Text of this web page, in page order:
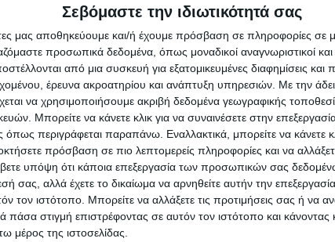
Σεβόμαστε την ιδιωτικότητά σας
μας αποθηκεύουμε και/ή έχουμε πρόσβαση σε πληροφορίες
προσωπικά δεδομένα, όπως μοναδικοί αναγνωριστικοί
από μια συσκευή για εξατομικευμένες διαφημίσεις και
έρευνα ακροατηρίου και ανάπτυξη υπηρεσιών. Με την
να χρησιμοποιήσουμε ακριβή δεδομένα γεωγραφικής
Μπορείτε να κάνετε κλικ για να συναινέσετε στην
περιγράφεται παραπάνω. Εναλλακτικά, μπορείτε να κάνετε
πρόσβαση σε πιο λεπτομερείς πληροφορίες και να
υπόψη ότι κάποια επεξεργασία των προσωπικών σας
σας, αλλά έχετε το δικαίωμα να αρνηθείτε αυτήν την
τον ιστότοπο. Μπορείτε να αλλάξετε τις προτιμήσεις σας ή να
στιγμή επιστρέφοντας σε αυτόν τον ιστότοπο και κάνοντας
μέρος της ιστοσελίδας.
ότι η ζήτηση ήταν μειωμένη κατά 55% σε
2024 αποδεικνύει το εύρος των ελέγχων
τους.
η απόφαση καθορισμού ποσού και για
σχήματα, μεταξύ των οποίων η
ευρώ αιτούμενη δαπάνη, περίπου
με το 2024 λόγω των ελέγχων στα
τα αιτούμενα ποσά έχουν ως εξής:
εφαρμογής περιοχών οικολογικής εστίασης:
(δείτεεδώτο σχετικό ΦΕΚ)
πρακτικών φυτοκάλυψης και
βιοποικιλότητας»: 996.464,00